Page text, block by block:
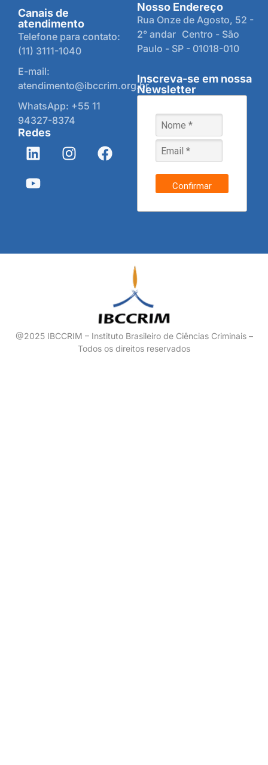
Canais de
atendimento
Telefone para contato:
(11) 3111-1040
E-mail:
atendimento@ibccrim.org.br
WhatsApp: +55 11
94327-8374
Redes
Nosso Endereço
Rua Onze de Agosto, 52 -
2° andar Centro - São
Paulo - SP - 01018-010
Inscreva-se em nossa
Newsletter
Confirmar
@2025 IBCCRIM – Instituto Brasileiro de Ciências Criminais –
Todos os direitos reservados